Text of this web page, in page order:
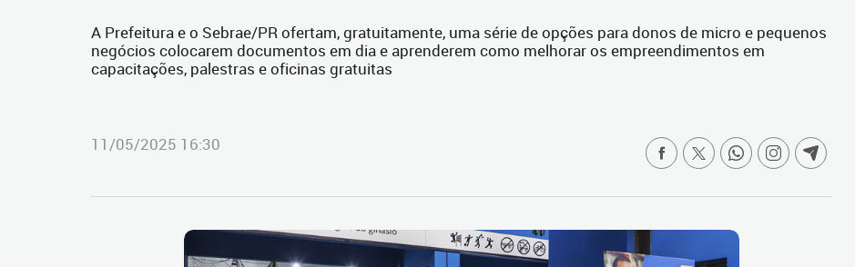
A Prefeitura e o Sebrae/PR ofertam, gratuitamente, uma série de opções para donos de micro e pequenos
negócios colocarem documentos em dia e aprenderem como melhorar os empreendimentos em
capacitações, palestras e oficinas gratuitas
11/05/2025 16:30